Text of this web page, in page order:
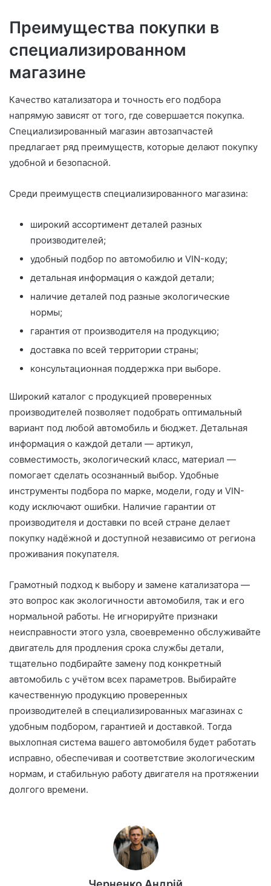
Преимущества покупки в
специализированном
магазине
Качество катализатора и точность его подбора
напрямую зависят от того, где совершается покупка.
Специализированный магазин автозапчастей
предлагает ряд преимуществ, которые делают покупку
удобной и безопасной.
Среди преимуществ специализированного магазина:
широкий ассортимент деталей разных
производителей;
удобный подбор по автомобилю и VIN-коду;
детальная информация о каждой детали;
наличие деталей под разные экологические
нормы;
гарантия от производителя на продукцию;
доставка по всей территории страны;
консультационная поддержка при выборе.
Широкий каталог с продукцией проверенных
производителей позволяет подобрать оптимальный
вариант под любой автомобиль и бюджет. Детальная
информация о каждой детали — артикул,
совместимость, экологический класс, материал —
помогает сделать осознанный выбор. Удобные
инструменты подбора по марке, модели, году и VIN-
коду исключают ошибки. Наличие гарантии от
производителя и доставки по всей стране делает
покупку надёжной и доступной независимо от региона
проживания покупателя.
Грамотный подход к выбору и замене катализатора —
это вопрос как экологичности автомобиля, так и его
нормальной работы. Не игнорируйте признаки
неисправности этого узла, своевременно обслуживайте
двигатель для продления срока службы детали,
тщательно подбирайте замену под конкретный
автомобиль с учётом всех параметров. Выбирайте
качественную продукцию проверенных
производителей в специализированных магазинах с
удобным подбором, гарантией и доставкой. Тогда
выхлопная система вашего автомобиля будет работать
исправно, обеспечивая и соответствие экологическим
нормам, и стабильную работу двигателя на протяжении
долгого времени.